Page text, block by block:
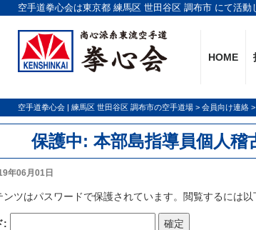
空手道拳心会は東京都 練馬区 世田谷区 調布市 にて活動
HOME
空手道拳心会 | 練馬区 世田谷区 調布市の空手道場 > 会員向け連絡 >
保護中: 本部島指導員個人稽
年06月01日
ンツはパスワードで保護されています。閲覧するには以
: